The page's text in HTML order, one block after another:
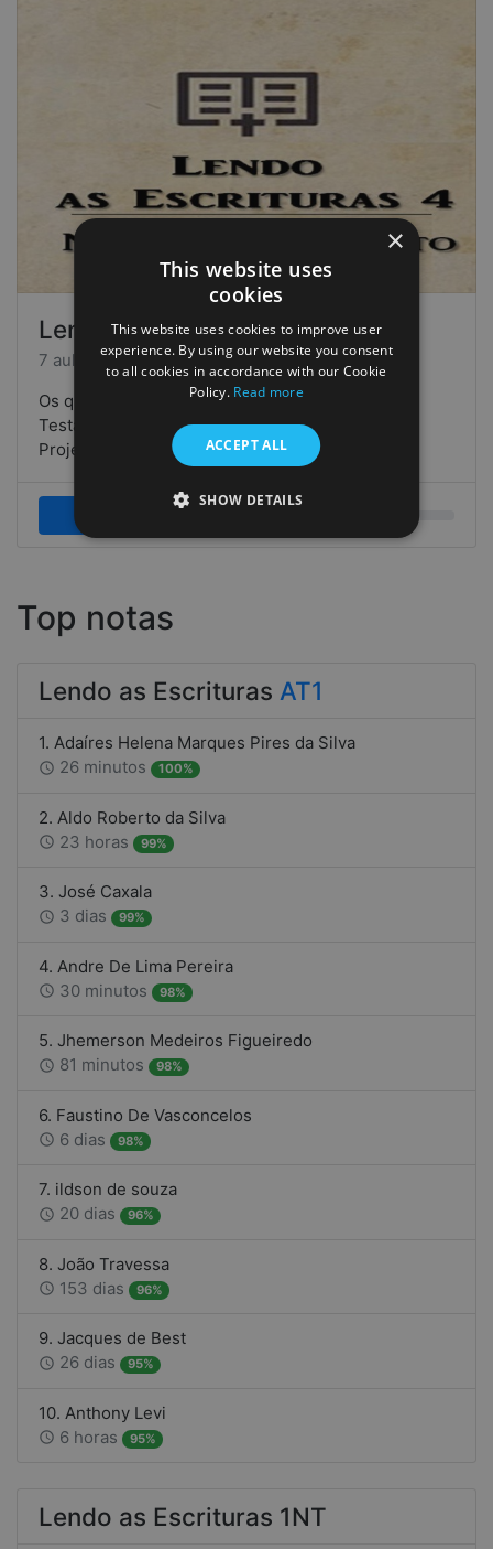
Lendo as Escrituras 4NT
7 aulas • 202 alunos
Os quatro cursos Lendo as Escrituras - Novo
Testamento usam vídeos do projecto The Bible
Project como introdução aos vár…
Top notas
Lendo as Escrituras AT1
1. Adaíres Helena Marques Pires da Silva
access_time 26 minutos 100%
2. Aldo Roberto da Silva
access_time 23 horas 99%
3. José Caxala
access_time 3 dias 99%
4. Andre De Lima Pereira
access_time 30 minutos 98%
5. Jhemerson Medeiros Figueiredo
access_time 81 minutos 98%
6. Faustino De Vasconcelos
access_time 6 dias 98%
7. ildson de souza
access_time 20 dias 96%
8. João Travessa
access_time 153 dias 96%
9. Jacques de Best
access_time 26 dias 95%
10. Anthony Levi
access_time 6 horas 95%
Lendo as Escrituras 1NT
×
This website uses
cookies
This website uses cookies to improve user
experience. By using our website you consent
to all cookies in accordance with our Cookie
Policy. Read more
ACCEPT ALL
SHOW DETAILS